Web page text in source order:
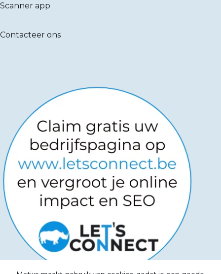
Scanner app
Contacteer ons